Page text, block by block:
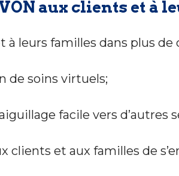
aux clients et à
à leurs familles dans plus
de soins virtuels;
facile vers d’autres
clients et aux familles de